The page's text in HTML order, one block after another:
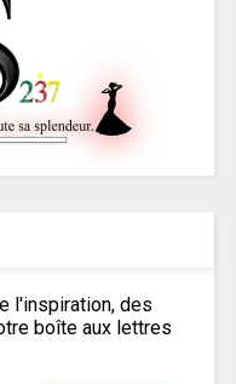
l'inspiration, des
boîte aux lettres